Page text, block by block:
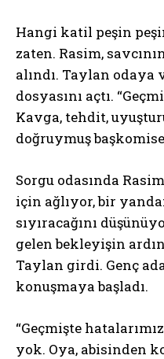
Hangi katil peşin
zaten. Rasim,
alındı. Taylan odaya
dosyasını açtı.
Kavga, tehdit,
doğruymuş
Sorgu odasında
için ağlıyor, bir
sıyıracağını
gelen bekleyişin
Taylan girdi. Genç
konuşmaya başladı.
“Geçmişte
yok. Oya, abisinden